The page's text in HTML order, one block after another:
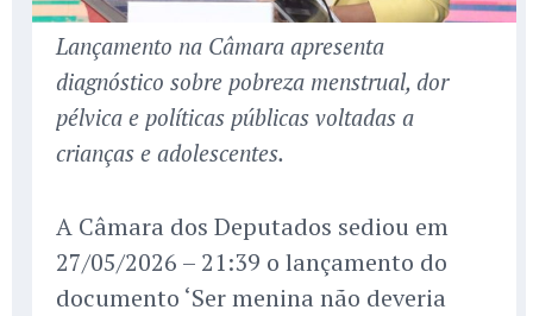
Lançamento na Câmara apresenta
diagnóstico sobre pobreza menstrual, dor
pélvica e políticas públicas voltadas a
crianças e adolescentes.
A Câmara dos Deputados sediou em
27/05/2026 – 21:39 o lançamento do
documento ‘Ser menina não deveria